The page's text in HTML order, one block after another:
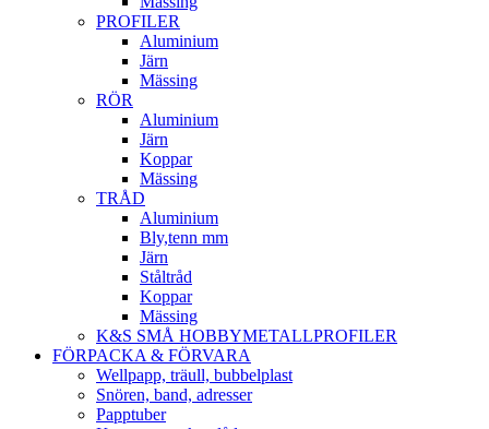
PROFILER
Aluminium
Järn
Mässing
RÖR
Aluminium
Järn
Koppar
Mässing
TRÅD
Aluminium
Bly,tenn mm
Järn
Ståltråd
Koppar
Mässing
K&S SMÅ HOBBYMETALLPROFILER
FÖRPACKA & FÖRVARA
Wellpapp, träull, bubbelplast
Snören, band, adresser
Papptuber